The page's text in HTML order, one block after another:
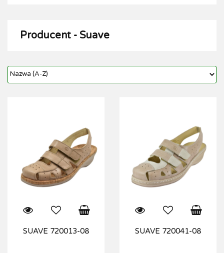
Producent - Suave
SUAVE 720013-08 SUAVE 720041-08